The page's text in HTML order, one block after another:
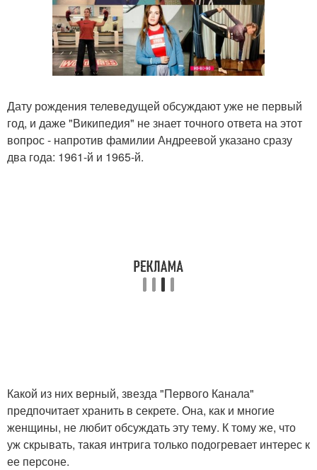
Дату рождения телеведущей обсуждают уже не первый
год, и даже "Википедия" не знает точного ответа на этот
вопрос - напротив фамилии Андреевой указано сразу
два года: 1961-й и 1965-й.
Какой из них верный, звезда "Первого Канала"
предпочитает хранить в секрете. Она, как и многие
женщины, не любит обсуждать эту тему. К тому же, что
уж скрывать, такая интрига только подогревает интерес к
ее персоне.